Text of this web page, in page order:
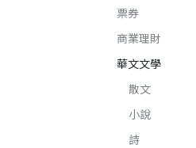
票券
商業理財
華文文學
散文
小說
詩